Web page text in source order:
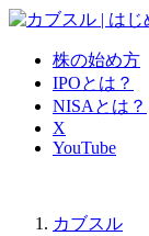
株の始め方
IPOとは？
NISAとは？
X
YouTube
カブスル